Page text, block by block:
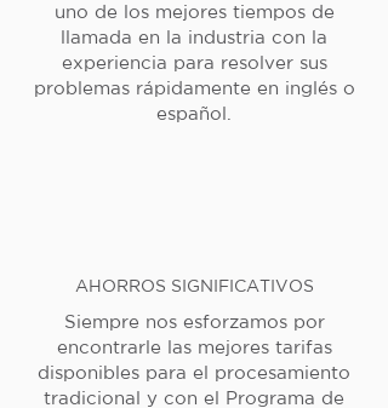
uno de los mejores tiempos de
llamada en la industria con la
experiencia para resolver sus
problemas rápidamente en inglés o
español.
AHORROS SIGNIFICATIVOS
Siempre nos esforzamos por
encontrarle las mejores tarifas
disponibles para el procesamiento
tradicional y con el Programa de